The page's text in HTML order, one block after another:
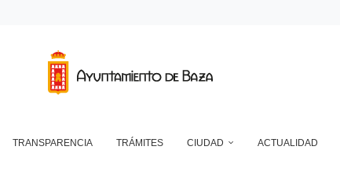
DE AGUA DE LA CUESTA DEL FRANCÉS
TRANSPARENCIA TRÁMITES CIUDAD ACTUALIDAD